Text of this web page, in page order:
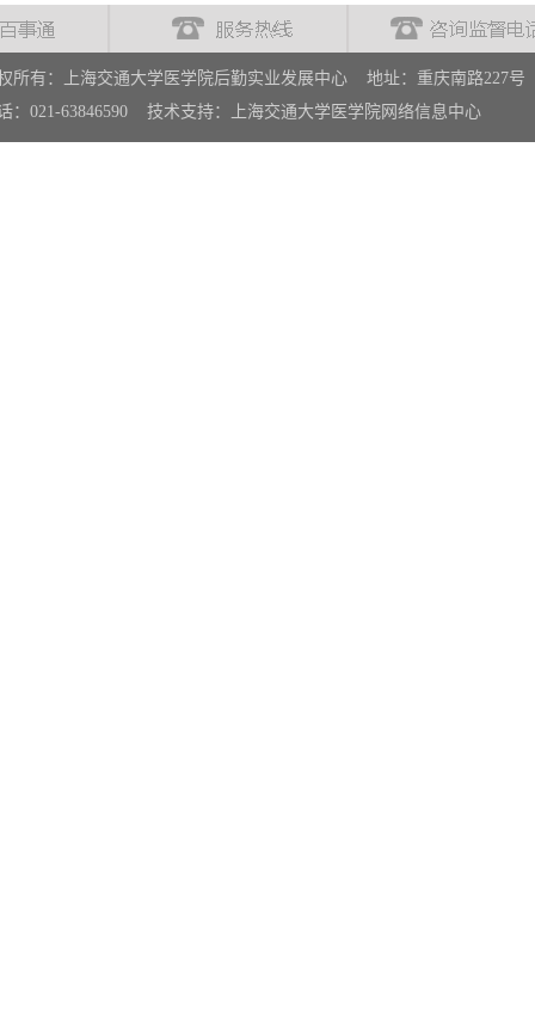
所有：上海交通大学医学院后勤实业发展中心 地址：重庆南路227号
：021-63846590 技术支持：上海交通大学医学院网络信息中心